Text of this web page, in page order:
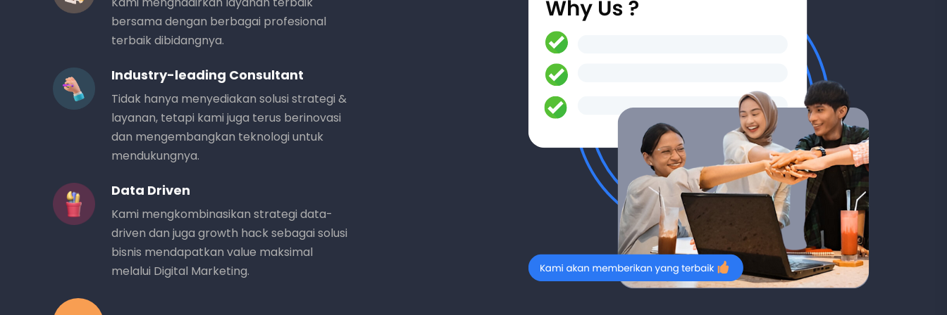
bersama dengan berbagai profesional
terbaik dibidangnya.
Industry-leading Consultant
Tidak hanya menyediakan solusi strategi &
layanan, tetapi kami juga terus berinovasi
dan mengembangkan teknologi untuk
mendukungnya.
Data Driven
Kami mengkombinasikan strategi data-
driven dan juga growth hack sebagai solusi
bisnis mendapatkan value maksimal
melalui Digital Marketing.